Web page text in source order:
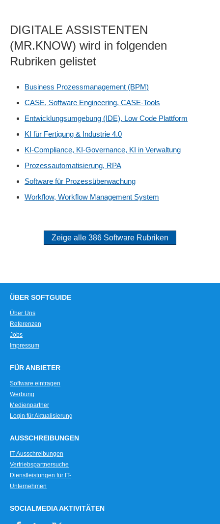
DIGITALE ASSISTENTEN
(MR.KNOW) wird in folgenden
Rubriken gelistet
Business Prozessmanagement (BPM)
CASE, Software Engineering, CASE-Tools
Entwicklungsumgebung (IDE), Low Code Plattform
KI für Fertigung & Industrie 4.0
KI-Compliance, KI-Governance, KI in Verwaltung
Prozessautomatisierung, RPA
Software für Prozessüberwachung
Workflow, Workflow Management System
Zeige alle 386 Software Rubriken
ÜBER SOFTGUIDE
Über Uns
Referenzen
Jobs
Impressum
FÜR ANBIETER
Software eintragen
Werbung
Medienpartner
Login für Aktualisierung
AUSSCHREIBUNGEN
IT-Ausschreibungen
Vertriebspartnersuche
Dienstleistungen für IT-
Unternehmen
SOCIALMEDIA AKTIVITÄTEN